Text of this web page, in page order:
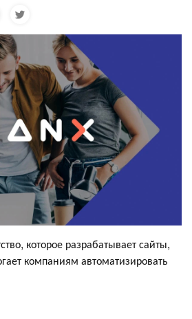
которое разрабатывает сайты,
компаниям автоматизировать